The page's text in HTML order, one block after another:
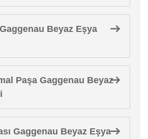
Beyaz Eşya
Paşa Gaggenau Beyaz
Gaggenau Beyaz Eşya